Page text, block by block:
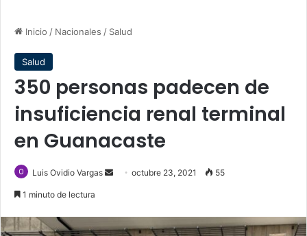
Inicio / Nacionales / Salud
Salud
350 personas padecen de
insuficiencia renal terminal
en Guanacaste
Luis Ovidio Vargas
Sendoctubre 23, 2021 55
1 minuto de lectura